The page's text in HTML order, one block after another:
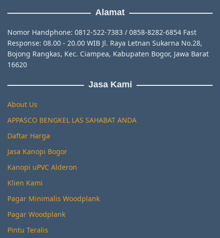
Alamat
Nomor Handphone: 0812-522-7383 / 0858-8282-6854 Fast
Response: 08.00 - 20.00 WIB Jl. Raya Letnan Sukarna No.28,
Bojong Rangkas, Kec. Ciampea, Kabupaten Bogor, Jawa Barat
16620
Jasa Kami
About Us
APPASCO BENGKEL LAS SAHABAT ANDA
Daftar Harga
Jasa Kanopi Bogor
Kanopi uPVC Alderon
Klien Kami
Pagar Minimalis Woodplank
Pagar Woodplank
Pintu Teralis